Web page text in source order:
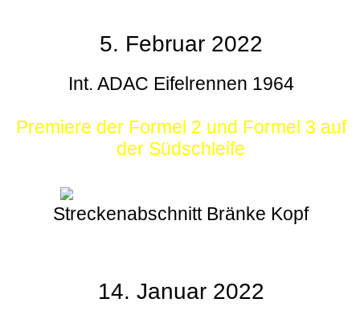
5. Februar 2022
Int. ADAC Eifelrennen 1964
Premiere der Formel 2 und Formel 3 auf
der Südschleife
Streckenabschnitt Bränke Kopf
14. Januar 2022